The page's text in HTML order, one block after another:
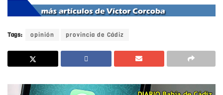
Tags: opinión provincia de Cádiz